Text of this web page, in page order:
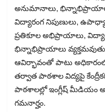
అనుమానాలు,
విద్యారంగ నిపుణులు,
ప్రతికూల అభిప్రాయాలు,
భిన్నాభిప్రాయాలు
ఆవిర్భావంతో పాటు
తర్వాత పాఠశాల విద్యపై
పాఠశాలల్లో ఇంగ్లీష్ మీడియం
గమనార్హం.